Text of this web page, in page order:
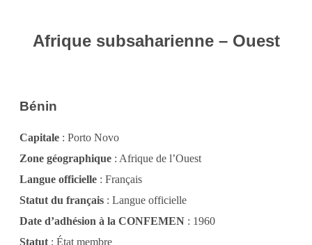
Afrique subsaharienne – Ouest
Bénin
Capitale : Porto Novo
Zone géographique : Afrique de l’Ouest
Langue officielle : Français
Statut du français : Langue officielle
Date d’adhésion à la CONFEMEN : 1960
Statut : État membre